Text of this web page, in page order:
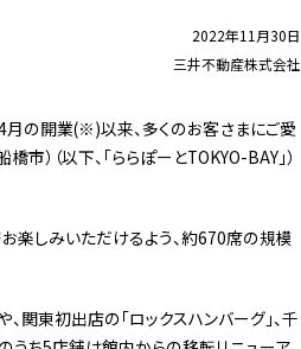
2022年11月30日
三井不動産株式会社
月の開業(※)以来、多くのお客さまにご愛
）（以下、「ららぽーとTOKYO-BAY」）
楽しみいただけるよう、約670席の規模
関東初出店の「ロックスハンバーグ」、千